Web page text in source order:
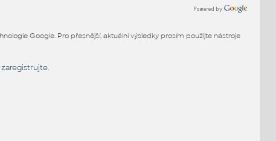
Google. Pro přesnější, aktuální výsledky prosím použijte nástroje